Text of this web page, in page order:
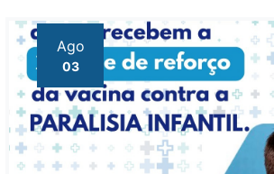
Ago
03